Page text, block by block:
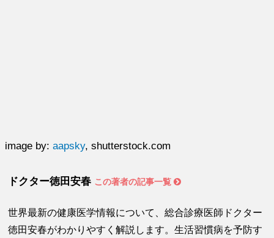
image by:aapsky, shutterstock.com
ドクター徳田安春 この著者の記事一覧
世界最新の健康医学情報について、総合診療医師ドクター
徳田安春がわかりやすく解説します。生活習慣病を予防す